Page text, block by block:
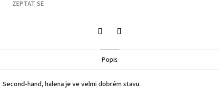
ZEPTAT SE
Popis
Second-hand, halena je ve velmi dobrém stavu.